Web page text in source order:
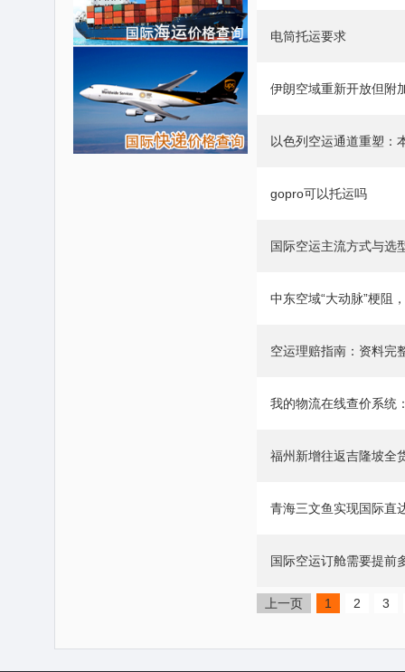
电筒托运要求
伊朗空域重新开放但附
以色列空运通道重塑：
gopro可以托运吗
国际空运主流方式与选
中东空域“大动脉”梗阻
空运理赔指南：资料完
我的物流在线查价系统
福州新增往返吉隆坡全
青海三文鱼实现国际直
国际空运订舱需要提前
上一页 1 2 3